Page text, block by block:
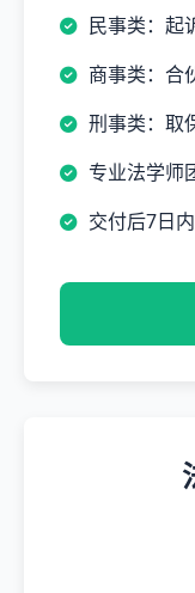
民事类：起
商事类：合
刑事类：取
专业法学师
交付后7日